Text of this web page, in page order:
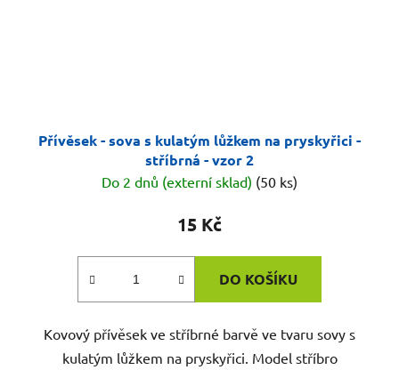
Přívěsek - sova s kulatým lůžkem na pryskyřici -
stříbrná - vzor 2
Do 2 dnů (externí sklad) (50 ks)
15 Kč
DO KOŠÍKU
Kovový přívěsek ve stříbrné barvě ve tvaru sovy s
kulatým lůžkem na pryskyřici. Model stříbro